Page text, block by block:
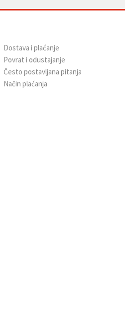
Dostava i plaćanje
Povrat i odustajanje
Često postavljana pitanja
Način plaćanja